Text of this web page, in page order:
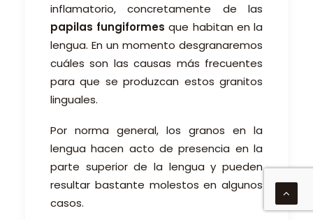
inflamatorio, concretamente de las
papilas fungiformes que habitan en la
lengua. En un momento desgranaremos
cuáles son las causas más frecuentes
para que se produzcan estos granitos
linguales.
Por norma general, los granos en la
lengua hacen acto de presencia en la
parte superior de la lengua y pueden
resultar bastante molestos en algunos
casos.